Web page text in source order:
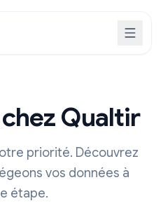
Qualtir
priorité. Découvrez
vos données à
étape.